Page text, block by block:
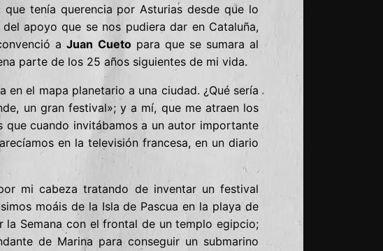
tenía querencia por Asturias desde que lo
apoyo que se nos pudiera dar en Cataluña,
aJuan Cuetopara que se sumara al
parte de los 25 años siguientes de mi vida.
el mapa planetario a una ciudad. ¿Qué sería
un gran festival»; y a mí, que me atraen los
que cuando invitábamos a un autor importante
en la televisión francesa, en un diario
mi cabeza tratando de inventar un festival
moáis de la Isla de Pascua en la playa de
Semana con el frontal de un templo egipcio;
de Marina para conseguir un submarino